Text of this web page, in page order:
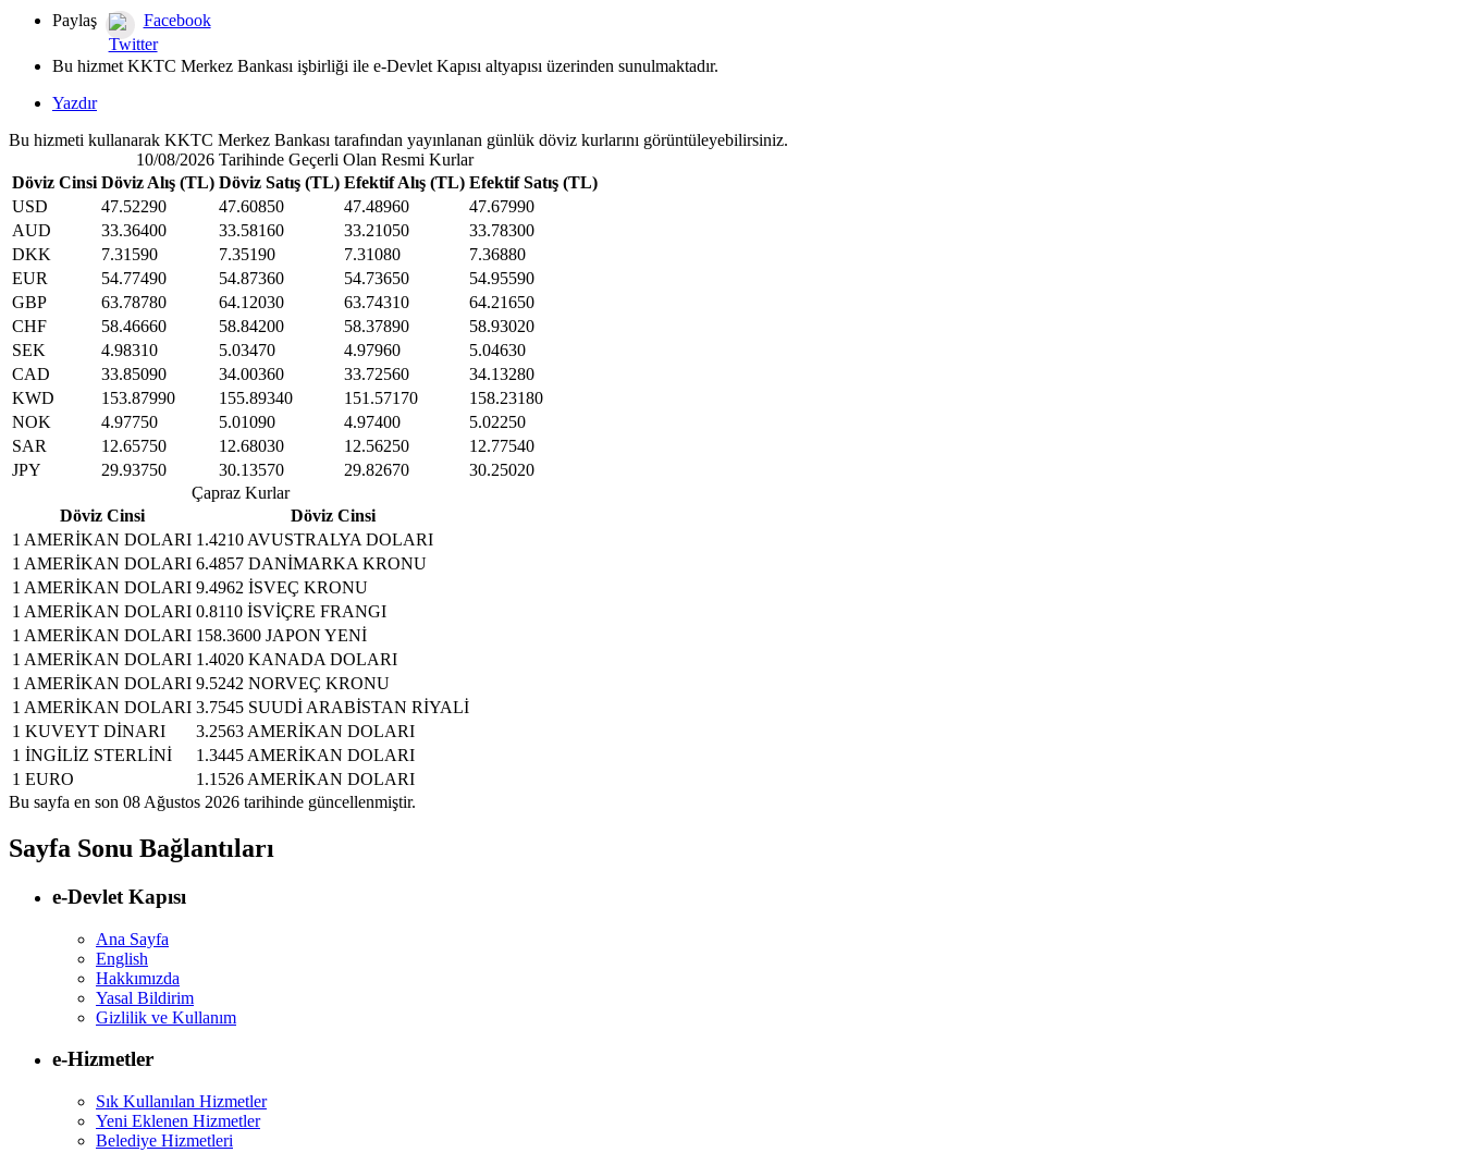
Paylaş
Twitter
Facebook
Bu hizmet KKTC Merkez Bankası işbirliği ile e-Devlet Kapısı altyapısı üzerinden sunulmaktadır.
Yazdır
Bu hizmeti kullanarak KKTC Merkez Bankası tarafından yayınlanan günlük döviz kurlarını görüntüleyebilirsiniz.
10/08/2026 Tarihinde Geçerli Olan Resmi Kurlar
Döviz Cinsi Döviz Alış (TL) Döviz Satış (TL) Efektif Alış (TL) Efektif Satış (TL)
USD
47.52290 47.60850 47.48960
47.67990
AUD
33.36400 33.58160 33.21050
33.78300
DKK
7.31590 7.35190 7.31080
7.36880
EUR
54.77490 54.87360 54.73650
54.95590
GBP
63.78780 64.12030 63.74310
64.21650
CHF
58.46660 58.84200 58.37890
58.93020
SEK
4.98310 5.03470 4.97960
5.04630
CAD
33.85090 34.00360 33.72560
34.13280
KWD
153.87990 155.89340 151.57170
158.23180
NOK
4.97750 5.01090 4.97400
5.02250
SAR
12.65750 12.68030 12.56250
12.77540
JPY
29.93750 30.13570 29.82670
30.25020
Çapraz Kurlar
Döviz Cinsi
Döviz Cinsi
1 AMERİKAN DOLARI 1.4210 AVUSTRALYA DOLARI
1 AMERİKAN DOLARI 6.4857 DANİMARKA KRONU
1 AMERİKAN DOLARI 9.4962 İSVEÇ KRONU
1 AMERİKAN DOLARI 0.8110 İSVİÇRE FRANGI
1 AMERİKAN DOLARI 158.3600 JAPON YENİ
1 AMERİKAN DOLARI 1.4020 KANADA DOLARI
1 AMERİKAN DOLARI 9.5242 NORVEÇ KRONU
1 AMERİKAN DOLARI 3.7545 SUUDİ ARABİSTAN RİYALİ
1 KUVEYT DİNARI
3.2563 AMERİKAN DOLARI
1 İNGİLİZ STERLİNİ
1.3445 AMERİKAN DOLARI
1 EURO
1.1526 AMERİKAN DOLARI
Bu sayfa en son 08 Ağustos 2026 tarihinde güncellenmiştir.
Sayfa Sonu Bağlantıları
e-Devlet Kapısı
Ana Sayfa
English
Hakkımızda
Yasal Bildirim
Gizlilik ve Kullanım
e-Hizmetler
Sık Kullanılan Hizmetler
Yeni Eklenen Hizmetler
Belediye Hizmetleri